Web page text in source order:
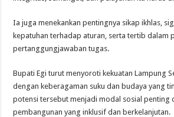
Ia juga menekankan pentingnya sikap ikhlas,
kepatuhan terhadap aturan, serta tertib dalam
pertanggungjawaban tugas.
Bupati Egi turut menyoroti kekuatan Lampung
dengan keberagaman suku dan budaya yang
potensi tersebut menjadi modal sosial penting
pembangunan yang inklusif dan berkelanjutan.